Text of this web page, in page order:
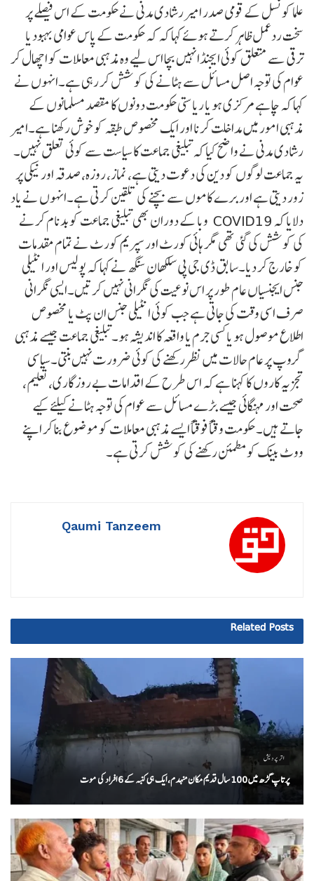
علما کونسل کے قومی صدر امیر رشادی مدنی نے حکومت کے اس فیصلے پر
سخت ردعمل ظاہر کرتے ہوئے کہا کہ کہ حکومت کے پاس عوامی بہبود یا
ترقی سے متعلق کوئی ایجنڈا نہیں بچا اس لیے وہ مذہبی معاملات کو اچھال کر
عوام کی توجہ اصل مسائل سے ہٹانے کی کوشش کر رہی ہے۔انہوں نے
کہا کہ چاہے مرکزی ہو یا ریاستی حکومت دونوں کا مقصد مسلمانوں کے
مذہبی امور میں مداخلت کرنا اور ایک مخصوص طبقہ کو خوش رکھنا ہے۔امیر
رشادی مدنی نے واضح کیا کہ تبلیغی جماعت کا سیاست سے کوئی تعلق نہیں۔
یہ جماعت لوگوں کو دین کی دعوت دیتی ہے، نماز، روزہ، صدقہ اور نیکی پر
زور دیتی ہے اور برے کاموں سے بچنے کی تلقین کرتی ہے۔انہوں نے یاد
دلایا کہ COVID19 وبا کے دوران بھی تبلیغی جماعت کو بدنام کرنے
کی کوشش کی گئی تھی مگر ہائی کورٹ اور سپریم کورٹ نے تمام مقدمات
کو خارج کر دیا۔سابق ڈی جی پی سلکھان سنگھ نے کہا کہ پولیس اور انٹیلی
جنس ایجنسیاں عام طور پر اس نوعیت کی نگرانی نہیں کرتیں۔ایسی نگرانی
صرف اسی وقت کی جاتی ہے جب کوئی انٹیلی جنس ان پٹ یا مخصوص
اطلاع موصول ہو یا کسی جرم یا واقعہ کا اندیشہ ہو۔ تبلیغی جماعت جیسے مذہبی
گروپ پر عام حالات میں نظر رکھنے کی کوئی ضرورت نہیں بنتی۔سیاسی
تجزیہ کاروں کا کہنا ہے کہ اس طرح کے اقدامات بے روزگاری، تعلیم،
صحت اور مہنگائی جیسے بڑے مسائل سے عوام کی توجہ ہٹانے کیلئے کیے
جاتے ہیں۔ حکومت وقتاً فوقتاً ایسے مذہبی معاملات کو موضوع بنا کر اپنے
ووٹ بینک کو مطمئن رکھنے کی کوشش کرتی ہے۔
Qaumi Tanzeem
Related Posts
اتر پردیش
پرتاپ گڑھ میں 100 سال قدیم مکان منہدم، ایک ہی کنبہ کے 6 افراد کی موت